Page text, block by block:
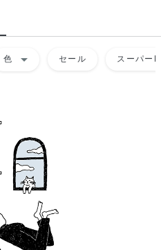
色 arrow_drop_down セール スーパー